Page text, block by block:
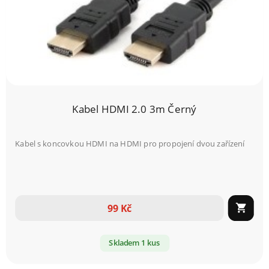
Kabel HDMI 2.0 3m Černý
Kabel s koncovkou HDMI na HDMI pro propojení dvou zařízení
99 Kč 
Skladem 1 kus